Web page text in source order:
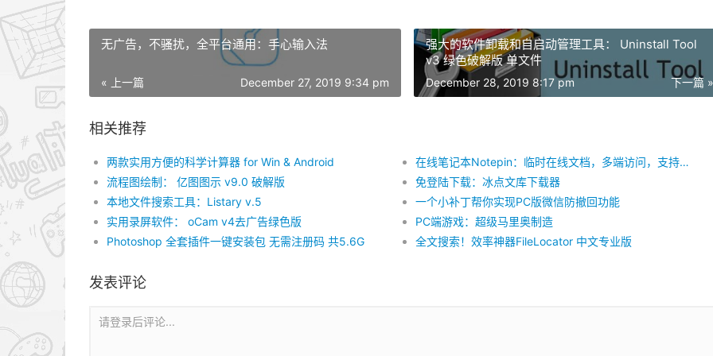
无广告，不骚扰，全平台通用：手心输入法
« 上一篇 December 27, 2019 9:34 pm
强大的软件卸载和自启动管理工具： Uninstall Tool
v3 绿色破解版 单文件
下一篇 »
December 28, 2019 8:17 pm
相关推荐
两款实用方便的科学计算器 for Win & Android
在线笔记本Notepin：临时在线文档，多端访问，支持加密
流程图绘制： 亿图图示 v9.0 破解版
免登陆下载：冰点文库下载器
本地文件搜索工具：Listary v.5
一个小补丁帮你实现PC版微信防撤回功能
实用录屏软件： oCam v4去广告绿色版
PC端游戏：超级马里奥制造
Photoshop 全套插件一键安装包 无需注册码 共5.6G
全文搜索！效率神器FileLocator 中文专业版
发表评论
请登录后评论...